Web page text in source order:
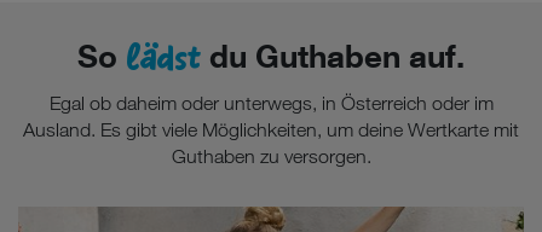
So lädst du Guthaben auf.
Egal ob daheim oder unterwegs, in Österreich oder im
Ausland. Es gibt viele Möglichkeiten, um deine Wertkarte mit
Guthaben zu versorgen.